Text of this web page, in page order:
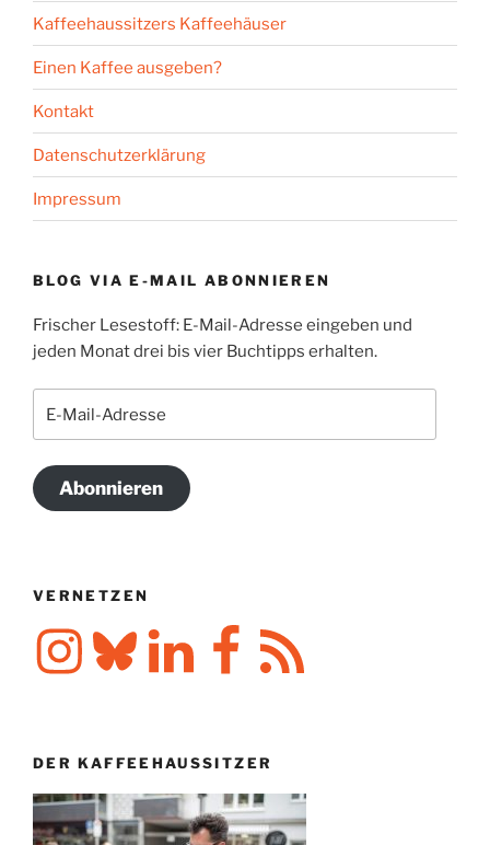
Kaffeehaussitzers Kaffeehäuser
Einen Kaffee ausgeben?
Kontakt
Datenschutzerklärung
Impressum
BLOG VIA E-MAIL ABONNIEREN
Frischer Lesestoff: E-Mail-Adresse eingeben und
jeden Monat drei bis vier Buchtipps erhalten.
Mail-
Abonnieren
VERNETZEN
InstagramBlueskyLinkedIn FacebookRSS-
Feed
DER KAFFEEHAUSSITZER